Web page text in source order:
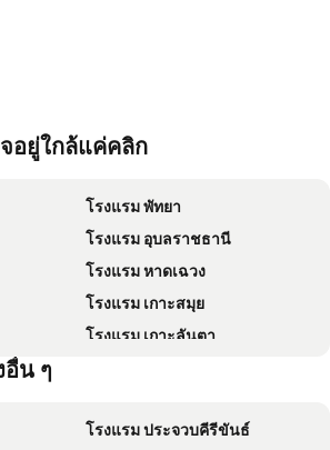
อยู่ใกล้แค่คลิก
โรงแรม พัทยา
โรงแรม อุบลราชธานี
โรงแรม หาดเฉวง
โรงแรม เกาะสมุย
โรงแรม เกาะลันตา
น ๆ
โรงแรม ประจวบคีรีขันธ์